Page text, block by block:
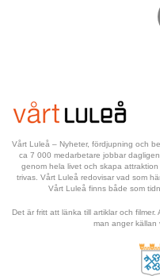
Vårt Luleå – Nyheter, fördjupning och
ca 7 000 medarbetare jobbar
genom hela livet och skapa
trivas. Vårt Luleå redovisar vad som
Vårt Luleå finns både som
Det är fritt att länka till artiklar och
man anger källan